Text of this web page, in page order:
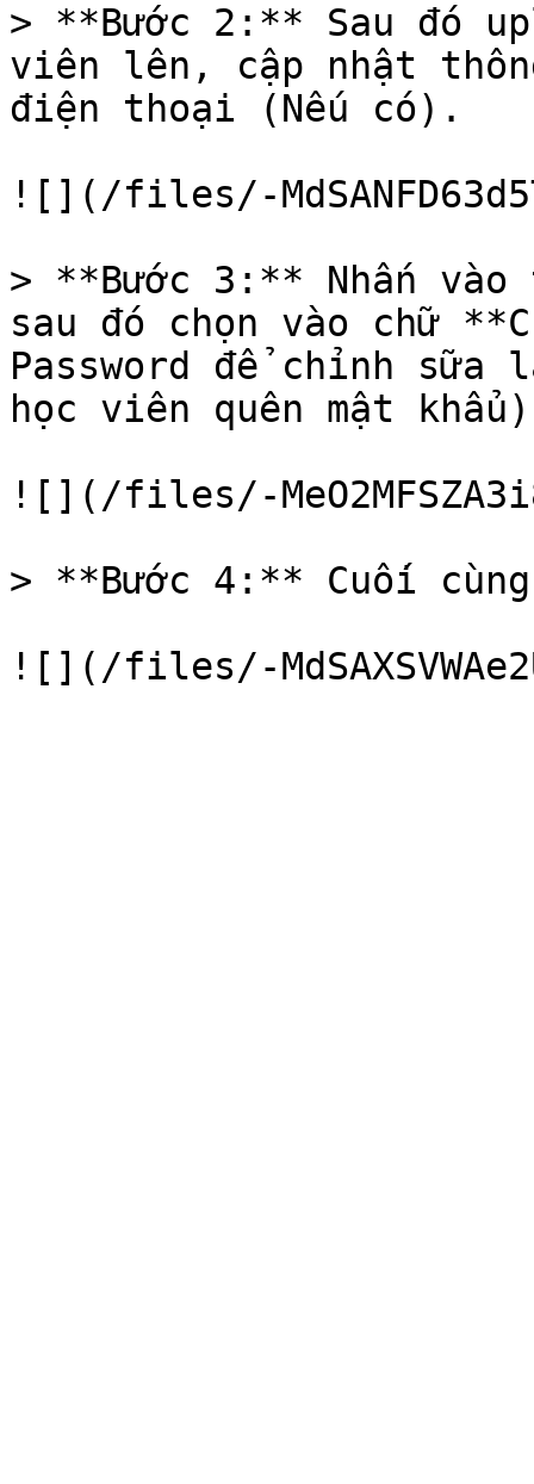
> **Bước 2:** Sau đó
viên lên, cập nhật
điện thoại (Nếu có).
![](/files/-
> **Bước 3:** Nhấn
sau đó chọn vào chữ
Password để chỉnh sữa
học viên quên mật
![](/files/-
> **Bước 4:** Cuối